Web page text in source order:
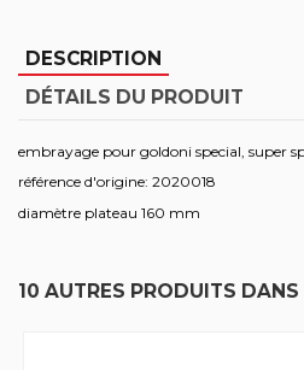
DESCRIPTION
DÉTAILS DU PRODUIT
embrayage pour goldoni special, super
référence d'origine: 2020018
diamètre plateau 160 mm
10 AUTRES PRODUITS